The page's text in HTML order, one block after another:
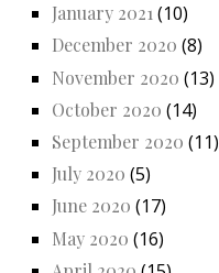
January 2021(10)
December 2020 (8)
November 2020 (13)
October 2020 (14)
September 2020 (11)
July 2020 (5)
June 2020 (17)
May 2020 (16)